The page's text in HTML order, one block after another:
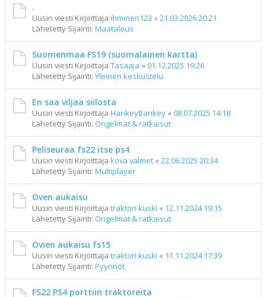
.
Uusin viesti Kirjoittaja ihminen123 « 21.03.2026 20:21
Lähetetty Sijainti: Maatalous
Suomenmaa FS19 (suomalainen kartta)
Uusin viesti Kirjoittaja Tasaaja « 01.12.2025 19:26
Lähetetty Sijainti: Yleinen keskustelu
En saa viljaa siilosta
Uusin viesti Kirjoittaja HankeyBankey « 08.07.2025 14:18
Lähetetty Sijainti: Ongelmat & ratkaisut
Peliseuraa fs22 itse ps4
Uusin viesti Kirjoittaja kova valmet « 22.06.2025 20:34
Lähetetty Sijainti: Multiplayer
Oven aukaisu
Uusin viesti Kirjoittaja traktori kuski « 12.11.2024 19:15
Lähetetty Sijainti: Ongelmat & ratkaisut
Ovien aukaisu fs15
Uusin viesti Kirjoittaja traktori kuski « 11.11.2024 17:39
Lähetetty Sijainti: Pyynnöt
FS22 PS4 porttiin traktoreita